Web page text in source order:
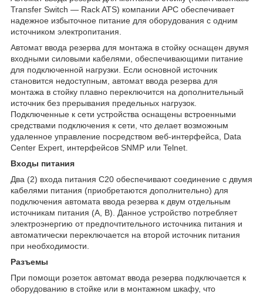
Transfer Switch — Rack ATS) компании APC обеспечивает
надежное избыточное питание для оборудования с одним
источником электропитания.
Автомат ввода резерва для монтажа в стойку оснащен двумя
входными силовыми кабелями, обеспечивающими питание
для подключенной нагрузки. Если основной источник
становится недоступным, автомат ввода резерва для
монтажа в стойку плавно переключится на дополнительный
источник без прерывания предельных нагрузок.
Подключенные к сети устройства оснащены встроенными
средствами подключения к сети, что делает возможным
удаленное управление посредством веб-интерфейса, Data
Center Expert, интерфейсов SNMP или Telnet.
Входы питания
Два (2) входа питания C20 обеспечивают соединение с двумя
кабелями питания (приобретаются дополнительно) для
подключения автомата ввода резерва к двум отдельным
источникам питания (A, B). Данное устройство потребляет
электроэнергию от предпочтительного источника питания и
автоматически переключается на второй источник питания
при необходимости.
Разъемы
При помощи розеток автомат ввода резерва подключается к
оборудованию в стойке или в монтажном шкафу, что